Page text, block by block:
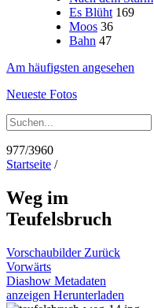
Es Blüht 169
Moos 36
Bahn 47
Am häufigsten angesehen
Neueste Fotos
977/3960
Startseite /
Weg im
Teufelsbruch
Vorschaubilder Zurück
Vorwärts
Diashow Metadaten
anzeigen Herunterladen